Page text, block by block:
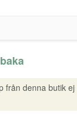
från denna butik ej